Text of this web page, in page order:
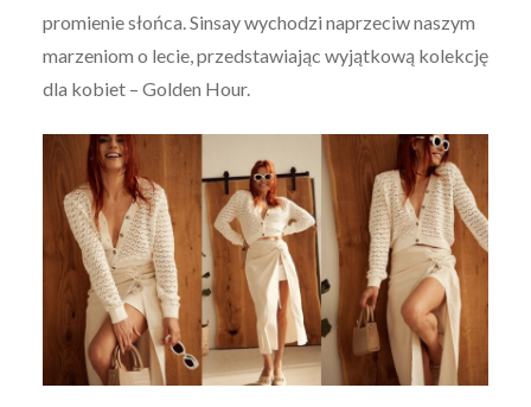
promienie słońca. Sinsay wychodzi naprzeciw naszym
marzeniom o lecie, przedstawiając wyjątkową kolekcję
dla kobiet – Golden Hour.